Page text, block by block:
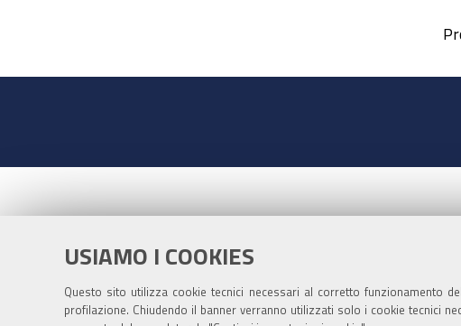
USIAMO I COOKIES
Questo sito utilizza cookie tecnici necessari al corretto funzionamento
profilazione. Chiudendo il banner verranno utilizzati solo i cookie tecnici